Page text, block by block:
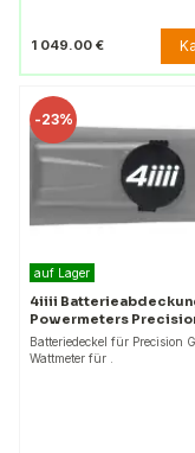
1 049.00 €
-23%
auf Lager
4iiii
Powermeters
Batteriedeckel für Precision
Wattmeter für .